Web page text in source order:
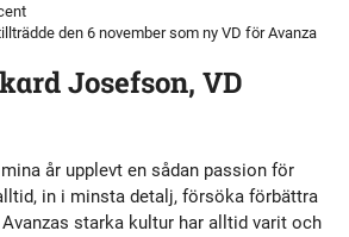
den 6 november som ny VD för Avanza
Josefson, VD
år upplevt en sådan passion för
in i minsta detalj, försöka förbättra
starka kultur har alltid varit och